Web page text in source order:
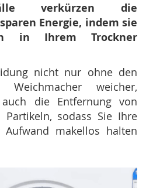
verkürzen die
Energie, indem sie
in Ihrem Trockner
nicht nur ohne den
Weichmacher weicher,
die Entfernung von
sodass Sie Ihre
makellos halten